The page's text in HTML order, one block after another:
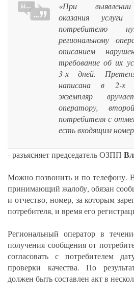
«При выявлении
оказания
потребителю
региональному
описанием
требование об их
3-х дней.
написана в 2-х
экземпляр
оператору,
потребителя с
есть входящим
- разъясняет председатель ОЗПП
Можно позвонить и по телефону.
принимающий жалобу, обязан
и отчество, номер, за которым
потребителя, и время его
Региональный оператор в
получения сообщения от
согласовать с потребителем
проверки качества. По
должен быть составлен акт в